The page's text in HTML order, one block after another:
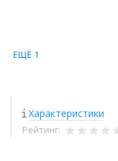
ЕЩЁ 1
Характеристики
Рейтинг: